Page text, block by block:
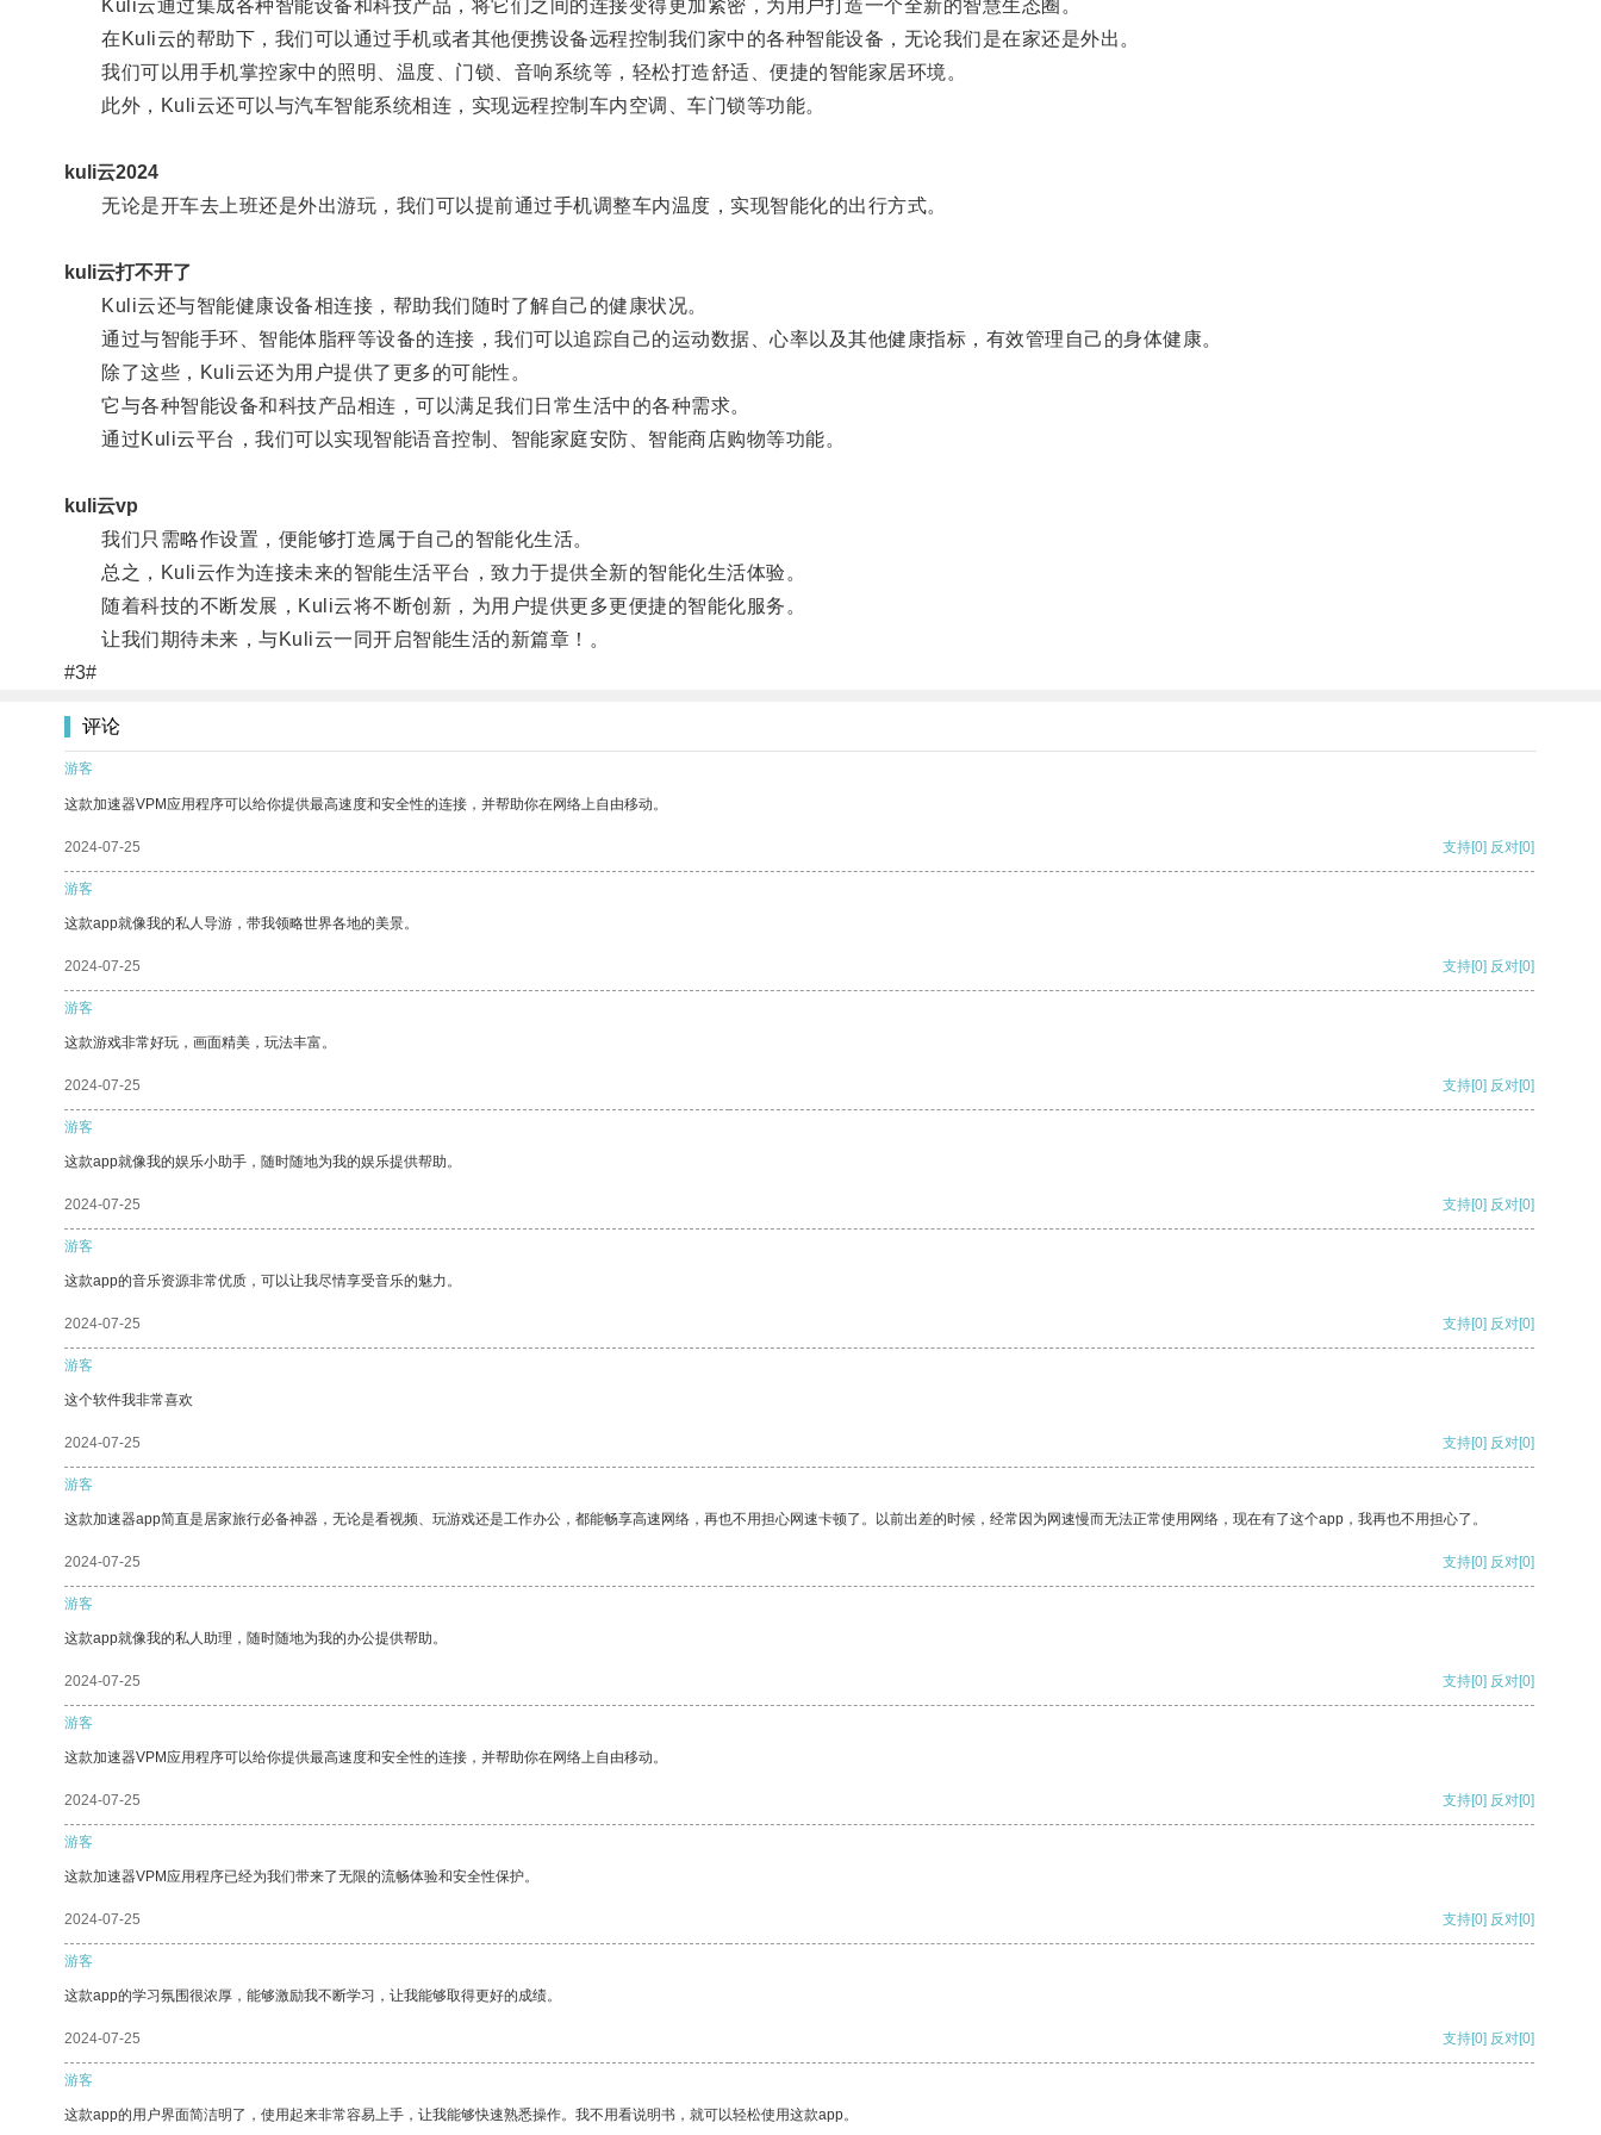
Kuli云通过集成各种智能设备和科技产品，将它们之间的连接变得更加紧密，为用户打造一个全新的智慧生态圈。
在Kuli云的帮助下，我们可以通过手机或者其他便携设备远程控制我们家中的各种智能设备，无论我们是在家还是外出。
我们可以用手机掌控家中的照明、温度、门锁、音响系统等，轻松打造舒适、便捷的智能家居环境。
此外，Kuli云还可以与汽车智能系统相连，实现远程控制车内空调、车门锁等功能。
kuli云2024
无论是开车去上班还是外出游玩，我们可以提前通过手机调整车内温度，实现智能化的出行方式。
kuli云打不开了
Kuli云还与智能健康设备相连接，帮助我们随时了解自己的健康状况。
通过与智能手环、智能体脂秤等设备的连接，我们可以追踪自己的运动数据、心率以及其他健康指标，有效管理自己的身体健康。
除了这些，Kuli云还为用户提供了更多的可能性。
它与各种智能设备和科技产品相连，可以满足我们日常生活中的各种需求。
通过Kuli云平台，我们可以实现智能语音控制、智能家庭安防、智能商店购物等功能。
kuli云vp
我们只需略作设置，便能够打造属于自己的智能化生活。
总之，Kuli云作为连接未来的智能生活平台，致力于提供全新的智能化生活体验。
随着科技的不断发展，Kuli云将不断创新，为用户提供更多更便捷的智能化服务。
让我们期待未来，与Kuli云一同开启智能生活的新篇章！。
#3#
评论
游客
这款加速器VPM应用程序可以给你提供最高速度和安全性的连接，并帮助你在网络上自由移动。
2024-07-25 支持[0] 反对[0]
游客
这款app就像我的私人导游，带我领略世界各地的美景。
2024-07-25 支持[0] 反对[0]
游客
这款游戏非常好玩，画面精美，玩法丰富。
2024-07-25 支持[0] 反对[0]
游客
这款app就像我的娱乐小助手，随时随地为我的娱乐提供帮助。
2024-07-25 支持[0] 反对[0]
游客
这款app的音乐资源非常优质，可以让我尽情享受音乐的魅力。
2024-07-25 支持[0] 反对[0]
游客
这个软件我非常喜欢
2024-07-25 支持[0] 反对[0]
游客
这款加速器app简直是居家旅行必备神器，无论是看视频、玩游戏还是工作办公，都能畅享高速网络，再也不用担心网速卡顿了。以前出差的时候，经常因为网速慢而无法正常使用网络，现在有了这个app，我再也不用担心了。
2024-07-25 支持[0] 反对[0]
游客
这款app就像我的私人助理，随时随地为我的办公提供帮助。
2024-07-25 支持[0] 反对[0]
游客
这款加速器VPM应用程序可以给你提供最高速度和安全性的连接，并帮助你在网络上自由移动。
2024-07-25 支持[0] 反对[0]
游客
这款加速器VPM应用程序已经为我们带来了无限的流畅体验和安全性保护。
2024-07-25 支持[0] 反对[0]
游客
这款app的学习氛围很浓厚，能够激励我不断学习，让我能够取得更好的成绩。
2024-07-25 支持[0] 反对[0]
游客
这款app的用户界面简洁明了，使用起来非常容易上手，让我能够快速熟悉操作。我不用看说明书，就可以轻松使用这款app。